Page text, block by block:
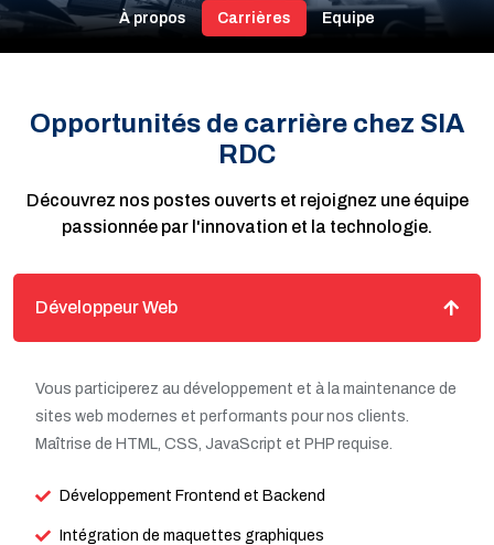
À propos Carrières Equipe
Opportunités de carrière chez SIA
RDC
Découvrez nos postes ouverts et rejoignez une équipe
passionnée par l'innovation et la technologie.
Développeur Web
Vous participerez au développement et à la maintenance de
sites web modernes et performants pour nos clients.
Maîtrise de HTML, CSS, JavaScript et PHP requise.
Développement Frontend et Backend
Intégration de maquettes graphiques